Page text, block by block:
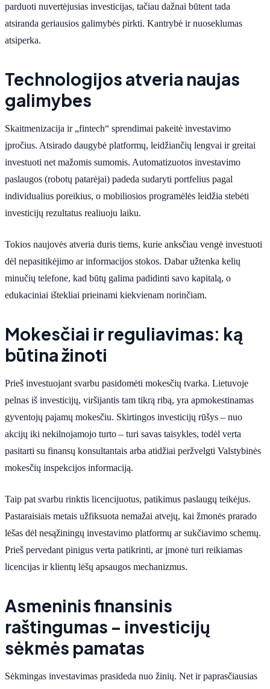
parduoti nuvertėjusias investicijas, tačiau dažnai būtent tada
atsiranda geriausios galimybės pirkti. Kantrybė ir nuoseklumas
atsiperka.
Technologijos atveria naujas
galimybes
Skaitmenizacija ir „fintech“ sprendimai pakeitė investavimo
įpročius. Atsirado daugybė platformų, leidžiančių lengvai ir greitai
investuoti net mažomis sumomis. Automatizuotos investavimo
paslaugos (robotų patarėjai) padeda sudaryti portfelius pagal
individualius poreikius, o mobiliosios programėlės leidžia stebėti
investicijų rezultatus realiuoju laiku.
Tokios naujovės atveria duris tiems, kurie anksčiau vengė investuoti
dėl nepasitikėjimo ar informacijos stokos. Dabar užtenka kelių
minučių telefone, kad būtų galima padidinti savo kapitalą, o
edukaciniai ištekliai prieinami kiekvienam norinčiam.
Mokesčiai ir reguliavimas: ką
būtina žinoti
Prieš investuojant svarbu pasidomėti mokesčių tvarka. Lietuvoje
pelnas iš investicijų, viršijantis tam tikrą ribą, yra apmokestinamas
gyventojų pajamų mokesčiu. Skirtingos investicijų rūšys – nuo
akcijų iki nekilnojamojo turto – turi savas taisykles, todėl verta
pasitarti su finansų konsultantais arba atidžiai peržvelgti Valstybinės
mokesčių inspekcijos informaciją.
Taip pat svarbu rinktis licencijuotus, patikimus paslaugų teikėjus.
Pastaraisiais metais užfiksuota nemažai atvejų, kai žmonės prarado
lėšas dėl nesąžiningų investavimo platformų ar sukčiavimo schemų.
Prieš pervedant pinigus verta patikrinti, ar įmonė turi reikiamas
licencijas ir klientų lėšų apsaugos mechanizmus.
Asmeninis finansinis
raštingumas – investicijų
sėkmės pamatas
Sėkmingas investavimas prasideda nuo žinių. Net ir paprasčiausias